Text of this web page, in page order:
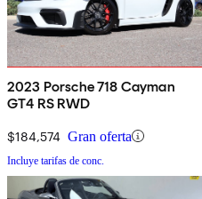
2023 Porsche 718 Cayman
GT4 RS RWD
$184,574 Gran oferta
Incluye tarifas de conc.